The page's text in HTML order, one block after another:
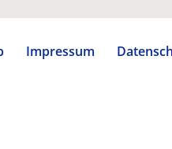
Impressum